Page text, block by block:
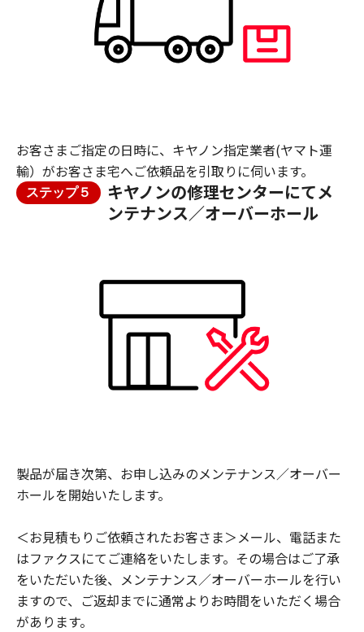
お客さまご指定の日時に、キヤノン指定業者(ヤマト運
輸）がお客さま宅へご依頼品を引取りに伺います。
ステップ５
キヤノンの修理センターにてメ
ンテナンス／オーバーホール
製品が届き次第、お申し込みのメンテナンス／オーバー
ホールを開始いたします。
＜お見積もりご依頼されたお客さま＞メール、電話また
はファクスにてご連絡をいたします。その場合はご了承
をいただいた後、メンテナンス／オーバーホールを行い
ますので、ご返却までに通常よりお時間をいただく場合
があります。